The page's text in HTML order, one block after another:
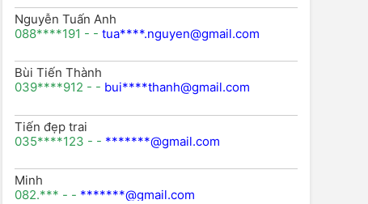
Nguyễn Tuấn Anh
088****191 - - tua****.nguyen@gmail.com
Bùi Tiến Thành
039****912 - - bui****thanh@gmail.com
Tiến đẹp trai
035****123 - - *******@gmail.com
Minh
082.*** - - *******@gmail.com